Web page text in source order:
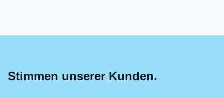
Stimmen unserer Kunden.